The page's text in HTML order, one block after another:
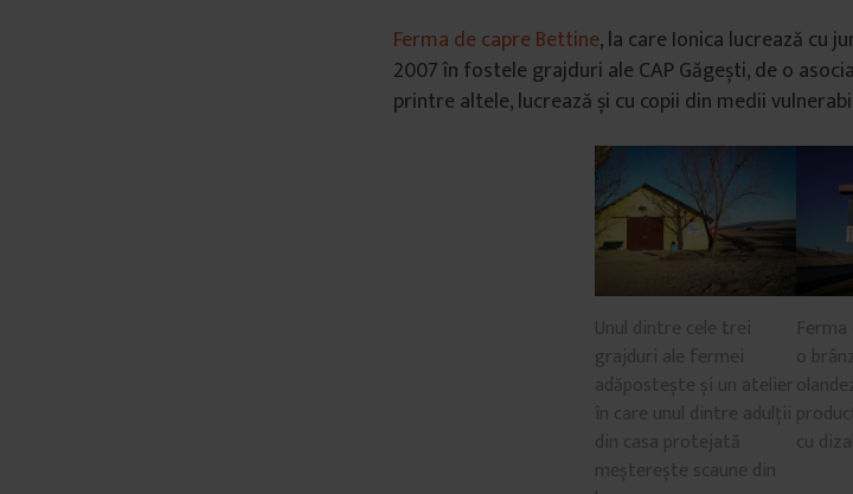
Ferma de capre Bettine, la care Ionica lucrează cu
2007 în fostele grajduri ale CAP Găgești, de o
printre altele, lucrează și cu copii din medii
Unul dintre cele trei
grajduri ale fermei
adăpostește și un atelier
în care unul dintre adulții
din casa protejată
meșterește scaune din
o
cu